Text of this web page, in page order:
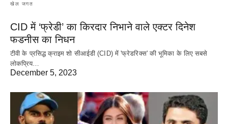
खेल जगत
CID में ‘फ्रेडी’ का किरदार निभाने वाले एक्टर दिनेश
फडनीस का निधन
टीवी के प्रसिद्ध क्राइम शो सीआईडी (CID) में 'फ्रेडरिक्स' की भूमिका के लिए सबसे
लोकप्रिय…
December 5, 2023